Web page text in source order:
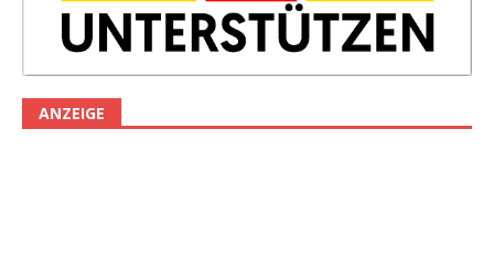
ANZEIGE